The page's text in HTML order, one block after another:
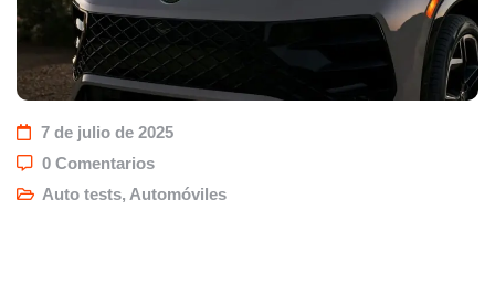
7 de julio de 2025
0 Comentarios
Auto tests, Automóviles